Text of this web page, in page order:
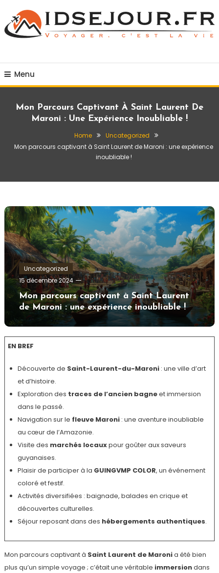
Content
Menu
Mon Parcours Captivant À Saint Laurent De
Maroni : Une Expérience Inoubliable !
Home
Uncategorized
Mon parcours captivant à Saint Laurent de Maroni : une expérience
inoubliable !
Uncategorized
15 décembre 2024
Tom.Vidal.46
Mon parcours captivant à Saint Laurent
de Maroni : une expérience inoubliable !
EN BREF
Découverte de Saint-Laurent-du-Maroni : une ville d’art
et d’histoire.
Exploration des traces de l’ancien bagneet immersion
dans le passé.
Navigation sur le fleuve Maroni : une aventure inoubliable
au cœur de l’Amazonie.
Visite des marchés locauxpour goûter aux saveurs
guyanaises.
Plaisir de participer à la GUINGVMP COLOR, un événement
coloré et festif.
Activités diversifiées : baignade, balades en crique et
découvertes culturelles.
Séjour reposant dans des hébergements authentiques.
Mon parcours captivant à Saint Laurent de Maronia été bien
plus qu’un simple voyage ; c’était une véritable immersiondans